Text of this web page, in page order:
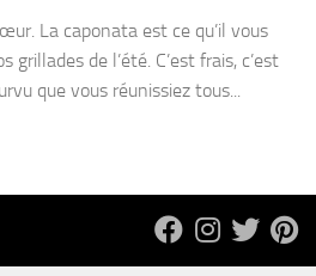
La caponata est ce qu’il vous
grillades de l’été. C’est frais, c’est
que vous réunissiez tous...